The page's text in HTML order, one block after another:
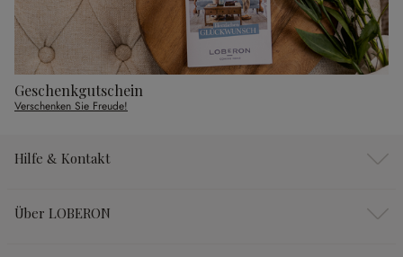
Geschenkgutschein
Verschenken Sie Freude!
Hilfe & Kontakt
Über LOBERON